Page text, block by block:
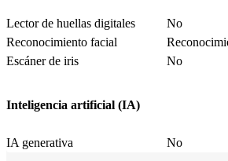
Lector de huellas digitales
No
Reconocimiento facial
Escáner de iris
No
Inteligencia artificial (IA)
IA generativa No